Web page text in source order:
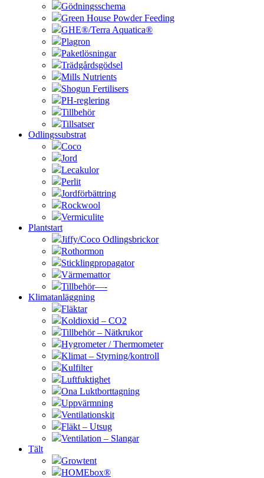
Gödningsschema
Green House Powder Feeding
GHE®/Terra Aquatica®
Plagron
Paketlösningar
Trädgårdsgödsel
Mills Nutrients
Shogun Fertilisers
PH-reglering
Tillbehör
Tillsatser
Odlingssubstrat
Coco
Jord
Lecakulor
Perlit
Jordförbättring
Rockwool
Vermiculite
Plantstart
Jiffy/Coco Odlingsbrickor
Rothormon
Sticklingpropagator
Värmemattor
Tillbehör—-
Klimatanläggning
Fläktar
Koldioxid – CO2
Tillbehör – Nätkrukor
Hygrometer / Thermometer
Klimat – Styrning/kontroll
Kulfilter
Luftfuktighet
Ona Luktborttagning
Uppvärmning
Ventilationskit
Fläkt – Utsug
Ventilation – Slangar
Tält
Growtent
HOMEbox®